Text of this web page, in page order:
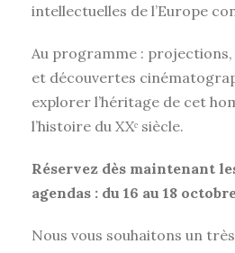
intellectuelles de l’Europe
Au programme :
et découvertes
explorer l’héritage de cet
l’histoire du XXᵉ siècle.
Réservez dès maintenant
agendas : du 16 au 18
Nous vous souhaitons un